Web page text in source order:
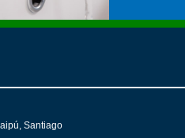
Santiago